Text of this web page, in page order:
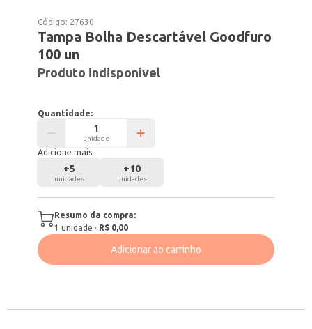
Código: 27630
Tampa Bolha Descartável Goodfuro
100 un
Produto indisponível
Quantidade:
unidade
Adicione mais:
+5
unidades
+10
unidades
Resumo da compra:
1 unidade · R$ 0,00
Adicionar ao carrinho